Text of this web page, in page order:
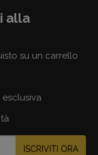
alla
su un carrello
ISCRIVITI ORA